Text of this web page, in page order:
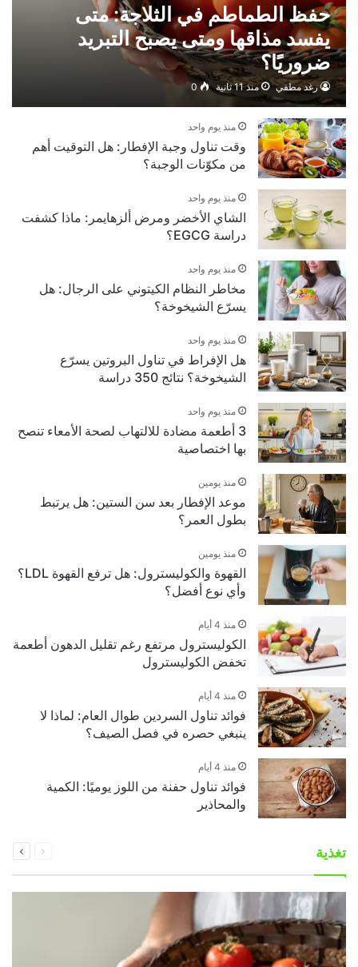
حفظ الطماطم في الثلاجة: متى
يفسد مذاقها ومتى يصبح التبريد
ضروريًا؟
رغد مطفي منذ 11 ثانية 0
منذ يوم واحد
وقت تناول وجبة الإفطار: هل التوقيت أهم
من مكوّنات الوجبة؟
منذ يوم واحد
الشاي الأخضر ومرض ألزهايمر: ماذا كشفت
دراسة EGCG؟
منذ يوم واحد
مخاطر النظام الكيتوني على الرجال: هل
يسرّع الشيخوخة؟
منذ يوم واحد
هل الإفراط في تناول البروتين يسرّع
الشيخوخة؟ نتائج 350 دراسة
منذ يوم واحد
3 أطعمة مضادة للالتهاب لصحة الأمعاء تنصح
بها اختصاصية
منذ يومين
موعد الإفطار بعد سن الستين: هل يرتبط
بطول العمر؟
منذ يومين
القهوة والكوليسترول: هل ترفع القهوة LDL؟
وأي نوع أفضل؟
منذ 4 أيام
الكوليسترول مرتفع رغم تقليل الدهون أطعمة
تخفض الكوليسترول
منذ 4 أيام
فوائد تناول السردين طوال العام: لماذا لا
ينبغي حصره في فصل الصيف؟
منذ 4 أيام
فوائد تناول حفنة من اللوز يوميًا: الكمية
والمحاذير
تغذية الصفحةالصفحة